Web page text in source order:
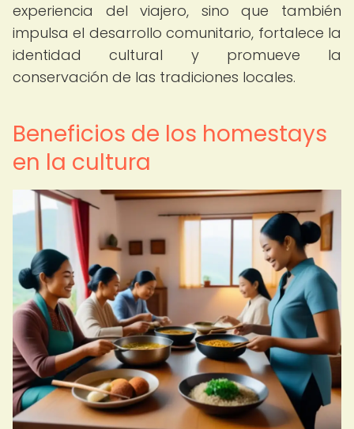
experiencia del viajero, sino que también
impulsa el desarrollo comunitario, fortalece la
identidad cultural y promueve la
conservación de las tradiciones locales.
Beneficios de los homestays
en la cultura